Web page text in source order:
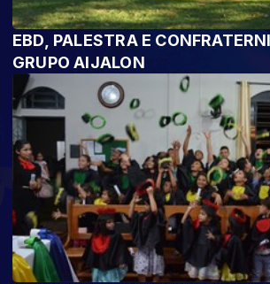
EBD, PALESTRA E
GRUPO AIJALON